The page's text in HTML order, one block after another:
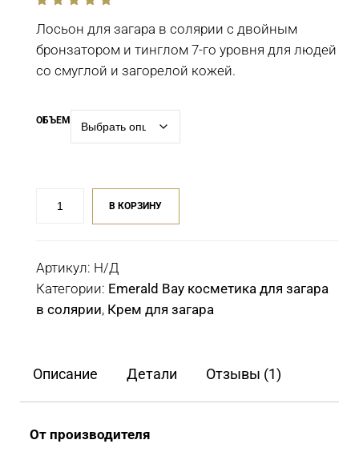
of
Лосьон для загара в солярии с двойным
бронзатором и тинглом 7-го уровня для людей
со смуглой и загорелой кожей.
ОБЪЕМ
для
загара
Bronzing
В КОРЗИНУ
Артикул: Н/Д
Категории: Emerald Bay косметика для загара
в солярии, Крем для загара
Описание Детали Отзывы (1)
От производителя